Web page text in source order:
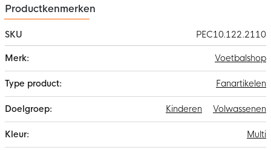
Productkenmerken
SKU
PEC10.122.2110
informatie
Voetbalshop
Fanartikelen
Volwassenen
Kinderen
Multi